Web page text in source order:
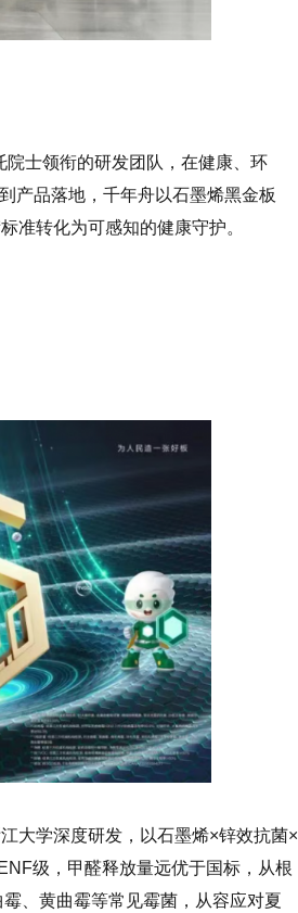
院士领衔的研发团队，在健康、环
产品落地，千年舟以石墨烯黑金板
准转化为可感知的健康守护。
大学深度研发，以石墨烯×锌效抗菌×
级，甲醛释放量远优于国标，从根
、黄曲霉等常见霉菌，从容应对夏